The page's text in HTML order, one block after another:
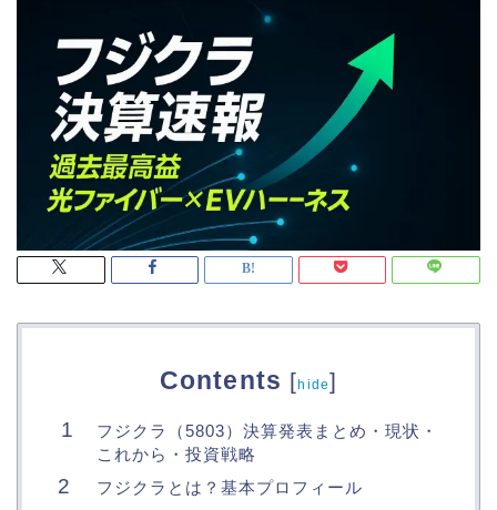
Contents [hide]
フジクラ（5803）決算発表まとめ・現状・
これから・投資戦略
フジクラとは？基本プロフィール